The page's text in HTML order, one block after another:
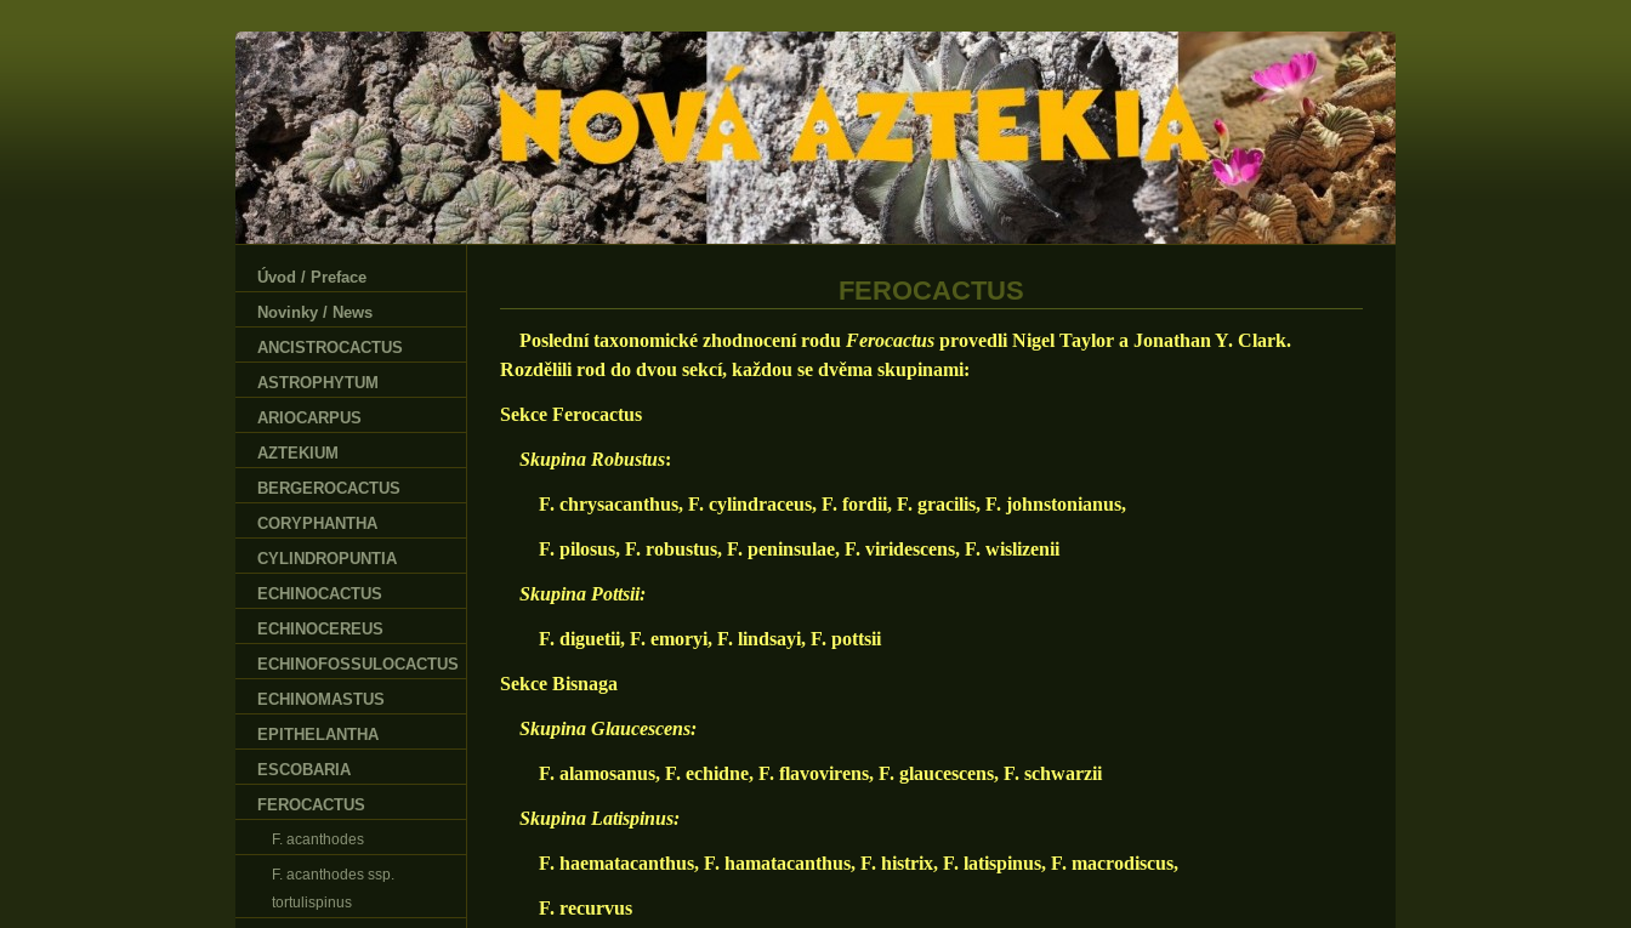
FEROCACTUS
Poslední taxonomické zhodnocení rodu Ferocactus provedli Nigel Taylor a Jonathan Y. Clark.
Rozdělili rod do dvou sekcí, každou se dvěma skupinami:
Sekce Ferocactus
Skupina Robustus:
F. chrysacanthus, F. cylindraceus, F. fordii, F. gracilis, F. johnstonianus,
F. pilosus, F. robustus, F. peninsulae, F. viridescens, F. wislizenii
Skupina Pottsii:
F. diguetii, F. emoryi, F. lindsayi, F. pottsii
Sekce Bisnaga
Skupina Glaucescens:
F. alamosanus, F. echidne, F. flavovirens, F. glaucescens, F. schwarzii
Skupina Latispinus:
F. haematacanthus, F. hamatacanthus, F. histrix, F. latispinus, F. macrodiscus,
F. recurvus
Úvod / Preface
Novinky / News
ANCISTROCACTUS
ASTROPHYTUM
ARIOCARPUS
AZTEKIUM
BERGEROCACTUS
CORYPHANTHA
CYLINDROPUNTIA
ECHINOCACTUS
ECHINOCEREUS
ECHINOFOSSULOCACTUS
ECHINOMASTUS
EPITHELANTHA
ESCOBARIA
FEROCACTUS
F. acanthodes
F. acanthodes ssp.
tortulispinus